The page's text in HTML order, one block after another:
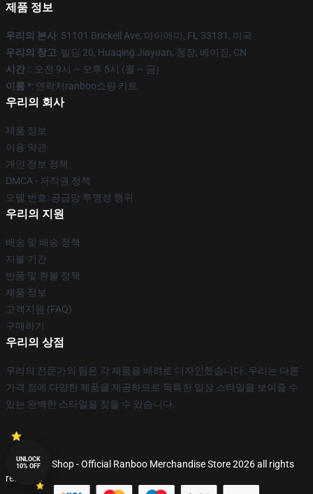
제품 정보
우리의 본사: 51101 Brickell Ave, 마이애미, FL 33131, 미국
우리의 창고: 빌딩 20, Huaqing Jiayuan, 청장, 베이징, CN
시간 :: 오전 9시 ~ 오후 5시 (월 ~ 금)
이름 *: 연락처ranboo쇼핑 카트
우리의 회사
제품 정보
이용 약관
개인 정보 정책
DMCA - 저작권 정책
모델 번호: 공급망 투명성 행위
우리의 지원
배송 및 배송 정책
지불 기간
반품 및 환불 정책
제품 정보
고객지원 (FAQ)
구매하기
우리의 상점
우리의 전문가의 팀은 각 제품을 배려로 디자인했습니다. 우리는 다른
가격 점에 다양한 제품을 제공하므로 독특한 일상 스타일을 보여줄 수
있는 완벽한 스타일을 찾을 수 있습니다.
© Ranboo Shop - Official Ranboo Merchandise Store 2026 all rights
reserved
UNLOCK
10% OFF